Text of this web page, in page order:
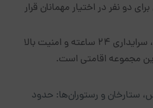
برای دو نفر در اختیار مهمانان قرار
وجود دوربین مداربسته، سرایداری ۲۴ ساعته و امنیت بالا
مجموعه اقامتی است.
ستارخان و رستوران‌ها: حدود